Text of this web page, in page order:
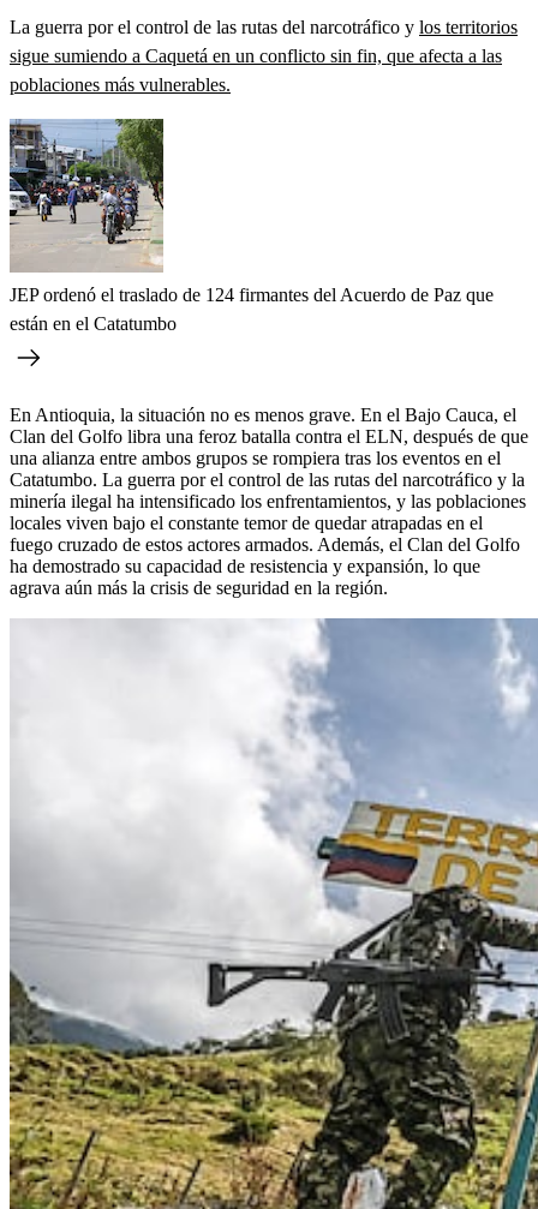
La guerra por el control de las rutas del narcotráfico y los territorios
sigue sumiendo a Caquetá en un conflicto sin fin, que afecta a las
poblaciones más vulnerables.
JEP ordenó el traslado de 124 firmantes del Acuerdo de Paz que
están en el Catatumbo
En Antioquia, la situación no es menos grave. En el Bajo Cauca, el
Clan del Golfo libra una feroz batalla contra el ELN, después de que
una alianza entre ambos grupos se rompiera tras los eventos en el
Catatumbo. La guerra por el control de las rutas del narcotráfico y la
minería ilegal ha intensificado los enfrentamientos, y las poblaciones
locales viven bajo el constante temor de quedar atrapadas en el
fuego cruzado de estos actores armados. Además, el Clan del Golfo
ha demostrado su capacidad de resistencia y expansión, lo que
agrava aún más la crisis de seguridad en la región.